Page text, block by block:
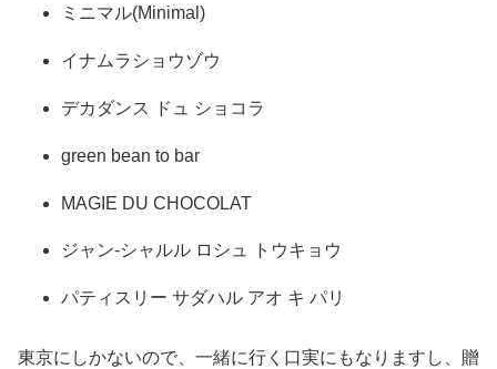
ミニマル(Minimal)
イナムラショウゾウ
デカダンス ドュ ショコラ
green bean to bar
MAGIE DU CHOCOLAT
ジャン-シャルル ロシュ トウキョウ
パティスリー サダハル アオ キ パリ
東京にしかないので、一緒に行く口実にもなりますし、贈